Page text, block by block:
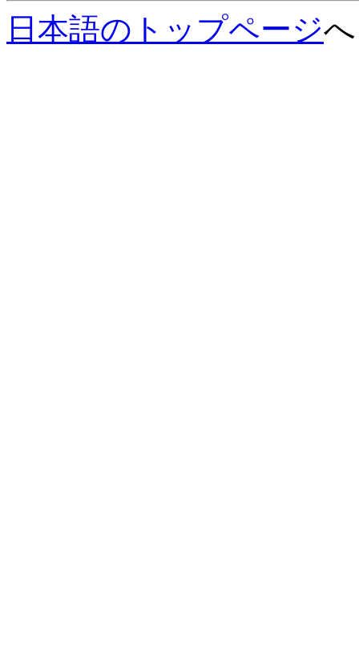
日本語のトップページへ